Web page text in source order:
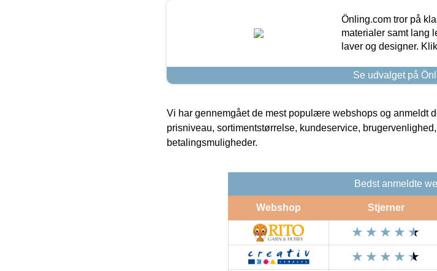
Önling.com tror på
materialer samt lang
laver og designer.
Se udvalget på
Vi har gennemgået de mest populære webshops og anmeldt
prisniveau, sortimentstørrelse, kundeservice,
betalingsmuligheder.
Bedst anmeldte
Webshop Stjerner